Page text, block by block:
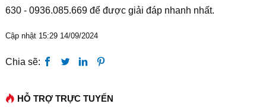
630 - 0936.085.669 để được giải đáp nhanh nhất.
Cập nhật 15:29 14/09/2024
Chia sẽ:
HỖ TRỢ TRỰC TUYẾN